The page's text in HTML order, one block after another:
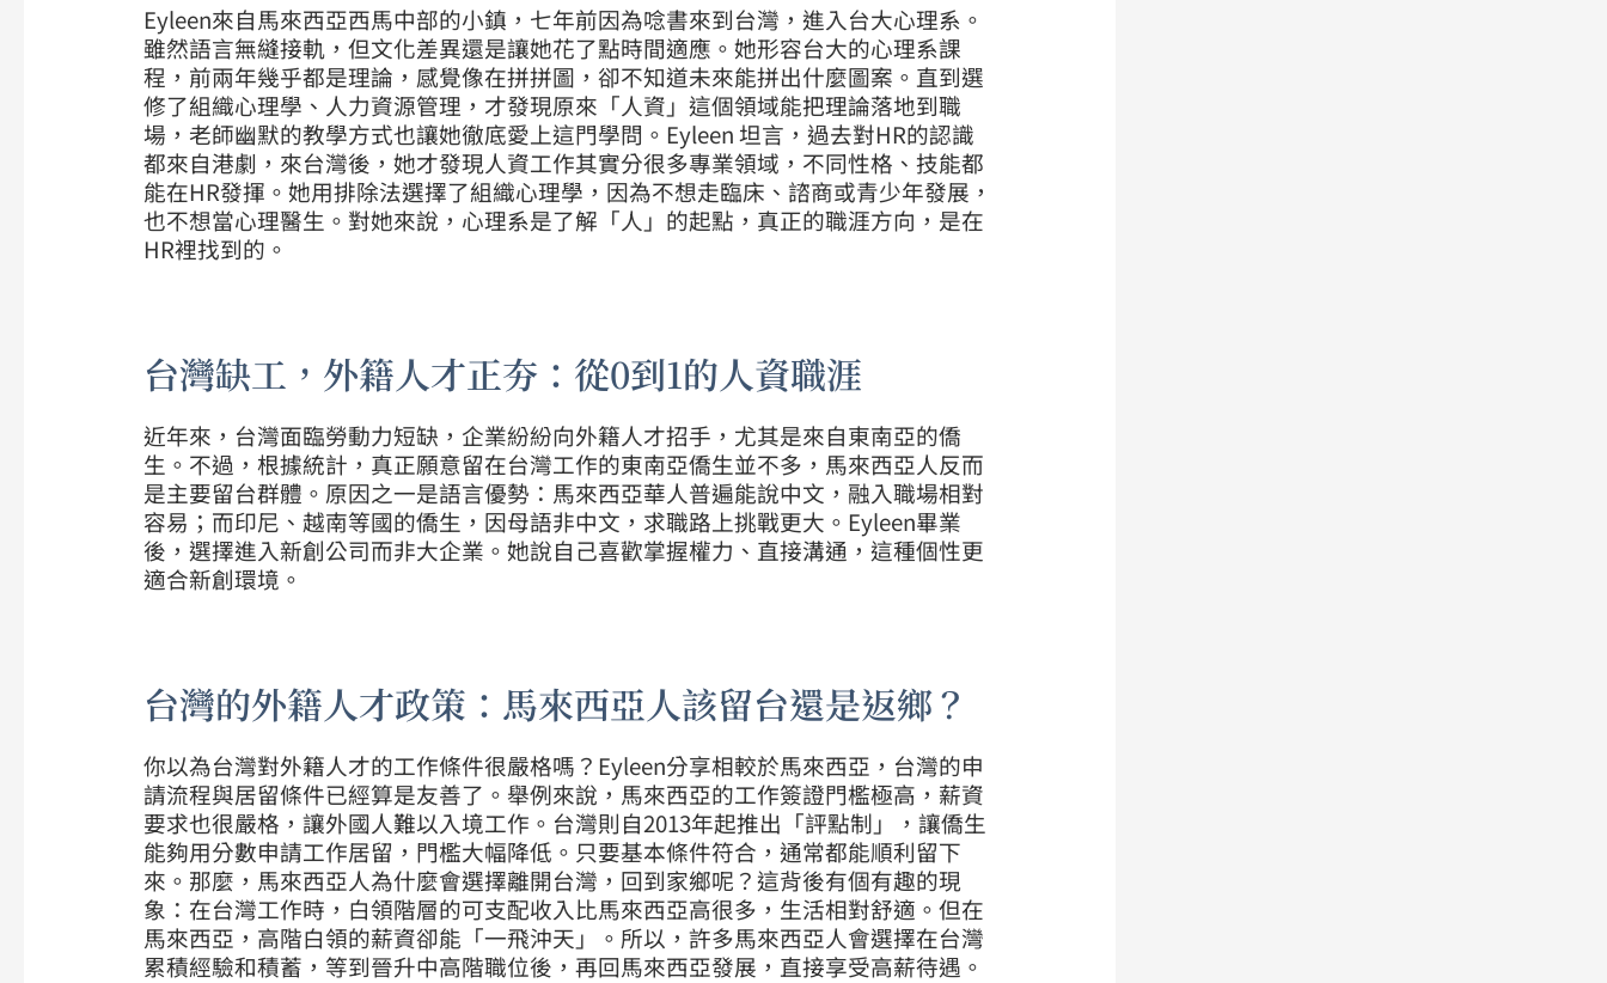
Eyleen來自馬來西亞西馬中部的小鎮，七年前因為唸書來到台灣，進入台大心理系。
雖然語言無縫接軌，但文化差異還是讓她花了點時間適應。她形容台大的心理系課
程，前兩年幾乎都是理論，感覺像在拼拼圖，卻不知道未來能拼出什麼圖案。直到選
修了組織心理學、人力資源管理，才發現原來「人資」這個領域能把理論落地到職
場，老師幽默的教學方式也讓她徹底愛上這門學問。Eyleen 坦言，過去對HR的認識
都來自港劇，來台灣後，她才發現人資工作其實分很多專業領域，不同性格、技能都
能在HR發揮。她用排除法選擇了組織心理學，因為不想走臨床、諮商或青少年發展，
也不想當心理醫生。對她來說，心理系是了解「人」的起點，真正的職涯方向，是在
HR裡找到的。
台灣缺工，外籍人才正夯：從0到1的人資職涯
近年來，台灣面臨勞動力短缺，企業紛紛向外籍人才招手，尤其是來自東南亞的僑
生。不過，根據統計，真正願意留在台灣工作的東南亞僑生並不多，馬來西亞人反而
是主要留台群體。原因之一是語言優勢：馬來西亞華人普遍能說中文，融入職場相對
容易；而印尼、越南等國的僑生，因母語非中文，求職路上挑戰更大。Eyleen畢業
後，選擇進入新創公司而非大企業。她說自己喜歡掌握權力、直接溝通，這種個性更
適合新創環境。
台灣的外籍人才政策：馬來西亞人該留台還是返鄉？
你以為台灣對外籍人才的工作條件很嚴格嗎？Eyleen分享相較於馬來西亞，台灣的申
請流程與居留條件已經算是友善了。舉例來說，馬來西亞的工作簽證門檻極高，薪資
要求也很嚴格，讓外國人難以入境工作。台灣則自2013年起推出「評點制」，讓僑生
能夠用分數申請工作居留，門檻大幅降低。只要基本條件符合，通常都能順利留下
來。那麼，馬來西亞人為什麼會選擇離開台灣，回到家鄉呢？這背後有個有趣的現
象：在台灣工作時，白領階層的可支配收入比馬來西亞高很多，生活相對舒適。但在
馬來西亞，高階白領的薪資卻能「一飛沖天」。所以，許多馬來西亞人會選擇在台灣
累積經驗和積蓄，等到晉升中高階職位後，再回馬來西亞發展，直接享受高薪待遇。